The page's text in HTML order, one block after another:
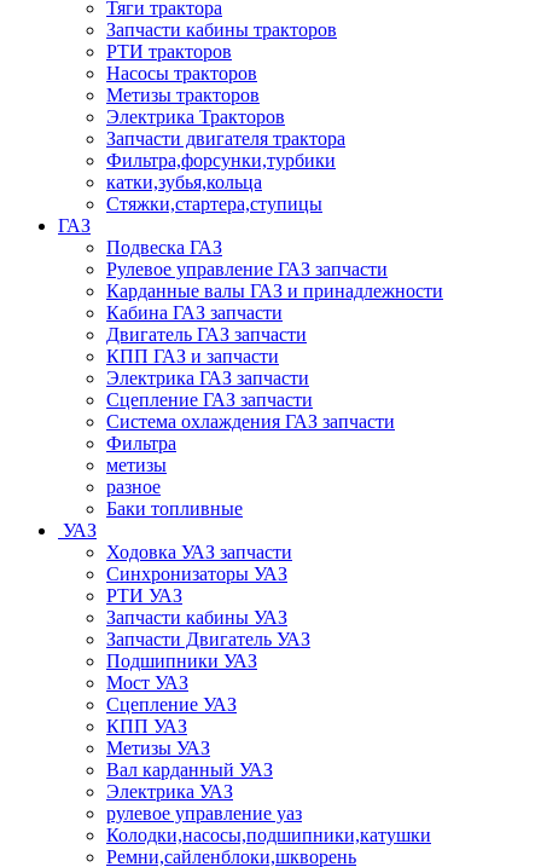
Тяги трактора
Запчасти кабины тракторов
РТИ тракторов
Насосы тракторов
Метизы тракторов
Электрика Тракторов
Запчасти двигателя трактора
Фильтра,форсунки,турбики
катки,зубья,кольца
Стяжки,стартера,ступицы
ГАЗ
Подвеска ГАЗ
Рулевое управление ГАЗ запчасти
Карданные валы ГАЗ и принадлежности
Кабина ГАЗ запчасти
Двигатель ГАЗ запчасти
КПП ГАЗ и запчасти
Электрика ГАЗ запчасти
Сцепление ГАЗ запчасти
Система охлаждения ГАЗ запчасти
Фильтра
метизы
разное
Баки топливные
УАЗ
Ходовка УАЗ запчасти
Синхронизаторы УАЗ
РТИ УАЗ
Запчасти кабины УАЗ
Запчасти Двигатель УАЗ
Подшипники УАЗ
Мост УАЗ
Сцепление УАЗ
КПП УАЗ
Метизы УАЗ
Вал карданный УАЗ
Электрика УАЗ
рулевое управление уаз
Колодки,насосы,подшипники,катушки
Ремни,сайленблоки,шкворень